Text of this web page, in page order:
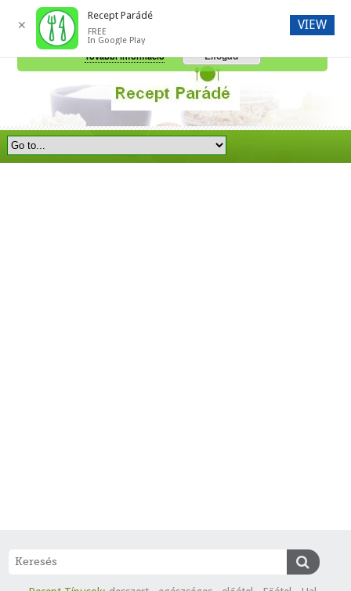
A honlap további használatához a sütik használatát el kell fogadni.
További információ
Elfogad
✕
Recept Parádé
FREE
In Google Play
VIEW